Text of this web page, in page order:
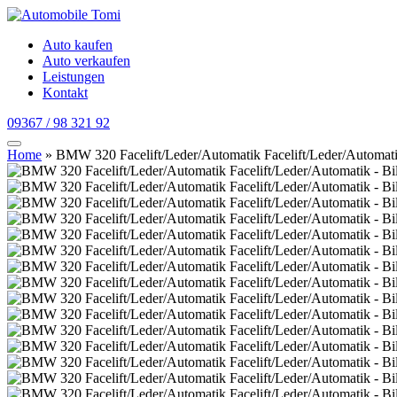
Auto kaufen
Auto verkaufen
Leistungen
Kontakt
09367 / 98 321 92
Home » BMW 320 Facelift/Leder/Automatik Facelift/Leder/